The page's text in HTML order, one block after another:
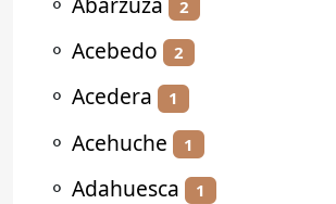
2
⚬ Acebedo 2
⚬ Acedera 1
⚬ Acehuche 1
⚬ Adahuesca 1